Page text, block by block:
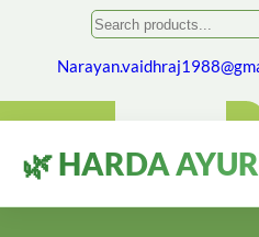
Search
🌿 HARDA